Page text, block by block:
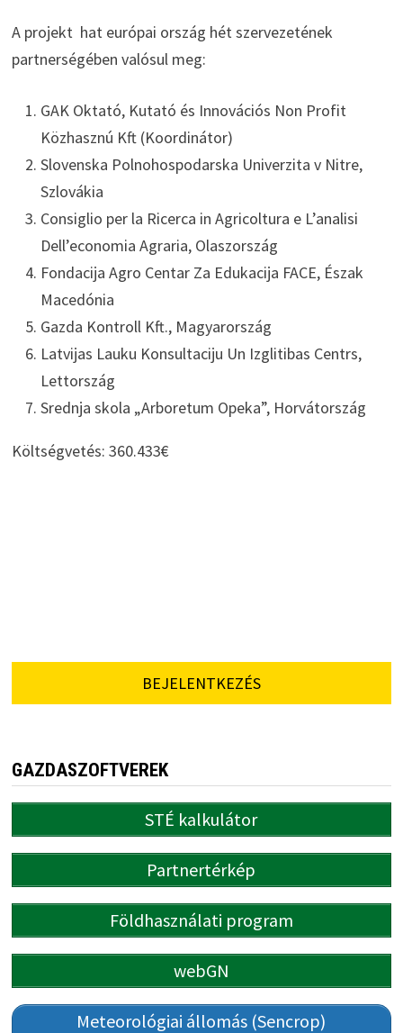
A projekt hat európai ország hét szervezetének
partnerségében valósul meg:
GAK Oktató, Kutató és Innovációs Non Profit
Közhasznú Kft (Koordinátor)
Slovenska Polnohospodarska Univerzita v Nitre,
Szlovákia
Consiglio per la Ricerca in Agricoltura e L’analisi
Dell’economia Agraria, Olaszország
Fondacija Agro Centar Za Edukacija FACE, Észak
Macedónia
Gazda Kontroll Kft., Magyarország
Latvijas Lauku Konsultaciju Un Izglitibas Centrs,
Lettország
Srednja skola „Arboretum Opeka”, Horvátország
Költségvetés: 360.433€
BEJELENTKEZÉS
GAZDASZOFTVEREK
STÉ kalkulátor
Partnertérkép
Földhasználati program
webGN
Meteorológiai állomás (Sencrop)